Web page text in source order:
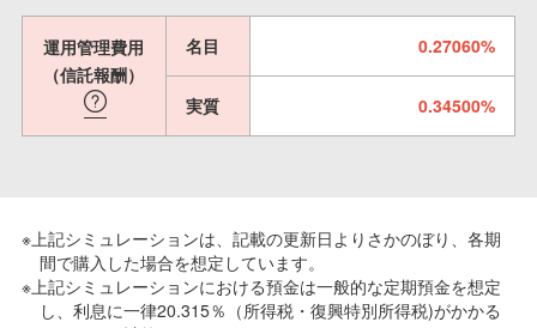
運用管理費用
（信託報酬）
名目 0.27060%
実質 0.34500%
※上記シミュレーションは、記載の更新日よりさかのぼり、各期
間で購入した場合を想定しています。
※上記シミュレーションにおける預金は一般的な定期預金を想定
し、利息に一律20.315％（所得税・復興特別所得税)がかかる